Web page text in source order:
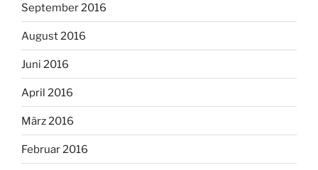
September 2016
August 2016
Juni 2016
April 2016
März 2016
Februar 2016